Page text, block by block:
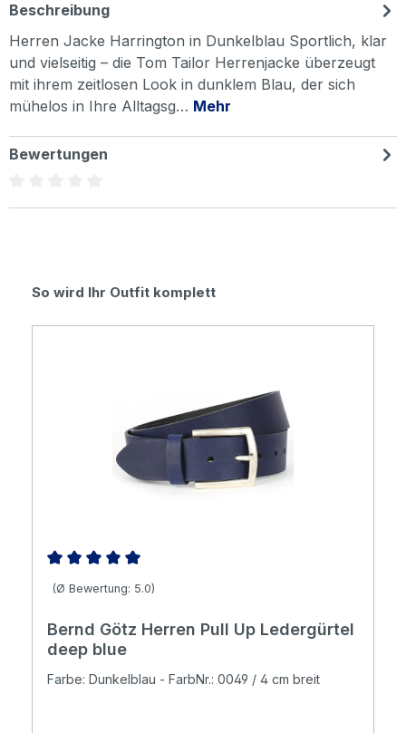
Beschreibung
Herren Jacke Harrington in Dunkelblau Sportlich, klar
und vielseitig – die Tom Tailor Herrenjacke überzeugt
mit ihrem zeitlosen Look in dunklem Blau, der sich
mühelos in Ihre Alltagsg… Mehr
Bewertungen
Produktgalerie überspringen
So wird Ihr Outfit komplett
Durchschnittliche Bewertung von 5 von 5 Sternen
(Ø Bewertung: 5.0)
Bernd Götz Herren Pull Up Ledergürtel
deep blue
Farbe: Dunkelblau - FarbNr.: 0049 / 4 cm breit